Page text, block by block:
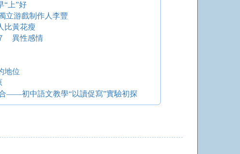
“上”好
立游戲制作人李豐
比黃花瘦
異性感情
地位
——初中語文教學“以讀促寫”實驗初探